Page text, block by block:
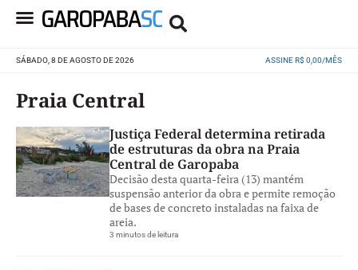
SÁBADO, 8 DE AGOSTO DE 2026 ASSINE R$ 0,00/MÊS
Praia Central
Justiça Federal determina retirada
de estruturas da obra na Praia
Central de Garopaba
Decisão desta quarta-feira (13) mantém
suspensão anterior da obra e permite remoção
de bases de concreto instaladas na faixa de
areia.
3 minutos de leitura